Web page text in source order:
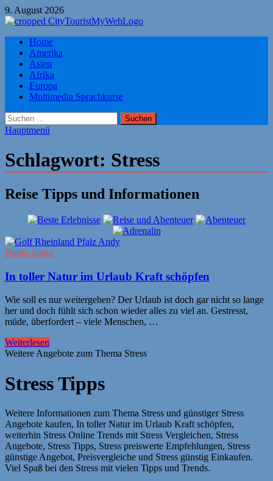
Zum
Inhalt
9. August 2026
Citytourist Reise Tipps
Urlaub, Ferien, Flüge, Freizeit, Reise
Home
Amerika
Asien
Afrika
Europa
Multimedia Sprachkurse
Suchen
nach:
Hauptmenü
Schlagwort: Stress
Reise Tipps und Informationen
Deutschland
In toller Natur im Urlaub Kraft schöpfen
Wie soll es nur weitergehen? Der Urlaub ist doch gar nicht so lange
her und doch fühlt sich schon wieder alles zu viel an. Gestresst,
müde, überfordert – viele Menschen, …
Weiterlesen
Weitere Angebote zum Thema Stress
Stress Tipps
Weitere Informationen zum Thema Stress und günstiger Stress
Angebote kaufen, In toller Natur im Urlaub Kraft schöpfen,
weiterhin Stress Online Trends mit Stress Vergleichen, Stress
Angebote, Stress Tipps, Stress preiswerte Empfehlungen, Stress
günstige Angebot, Preisvergleiche und Stress günstig Einkaufen.
Viel Spaß bei den Stress mit vielen Tipps und Trends.